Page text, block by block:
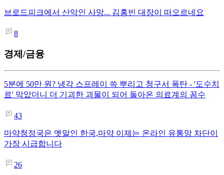
브로드피크에서 산악인 사망... 김홍빈 대장이 떠오르네요
8
경제/금융
5분에 50만 원? 냉각 스프레이 쓱 뿌리고 청구서 폭탄 - '도수치
료' 막았더니 더 기괴한 괴물이 되어 돌아온 의료계의 꼼수
43
마약청정국은 옛말인 한국,마약 이제는 온라인 유통망 차단이
가장 시급합니다
26